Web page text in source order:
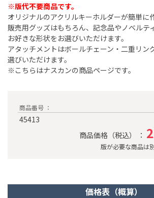
※版代不要商品です。
オリジナルのアクリルキーホルダーが簡単に
販売用グッズはもちろん、記念品やノベルテ
お好きな形状をお選びいただけます。
アタッチメントはボールチェーン・二重リン
選びいただけます。
※こちらはナスカンの商品ページです。
商品番号 ：
45413
商品価格（税込） ：
版が必要な商品は
価格表（概算）